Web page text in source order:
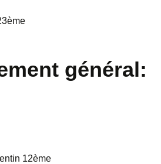
général:
12ème